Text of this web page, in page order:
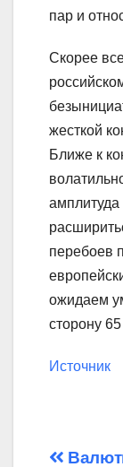
пар и
Скорее
жесткой
Ближе к
амплитуда
перебоев
ожидаем
сторону
Источник